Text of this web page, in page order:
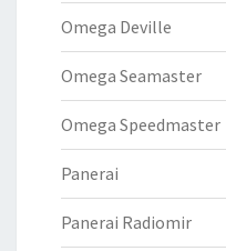
Omega Deville
Omega Seamaster
Omega Speedmaster
Panerai
Panerai Radiomir